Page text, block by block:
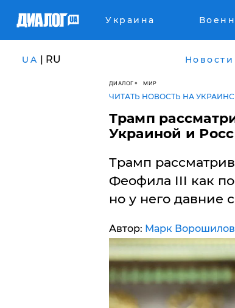
Украина
UA | RU Новости
ДИАЛОГ МИР
ЧИТАТЬ НОВОСТЬ НА
Трамп
Украиной и
Трамп
Феофила III как
но у него давние
Автор: Марк Ворошилов